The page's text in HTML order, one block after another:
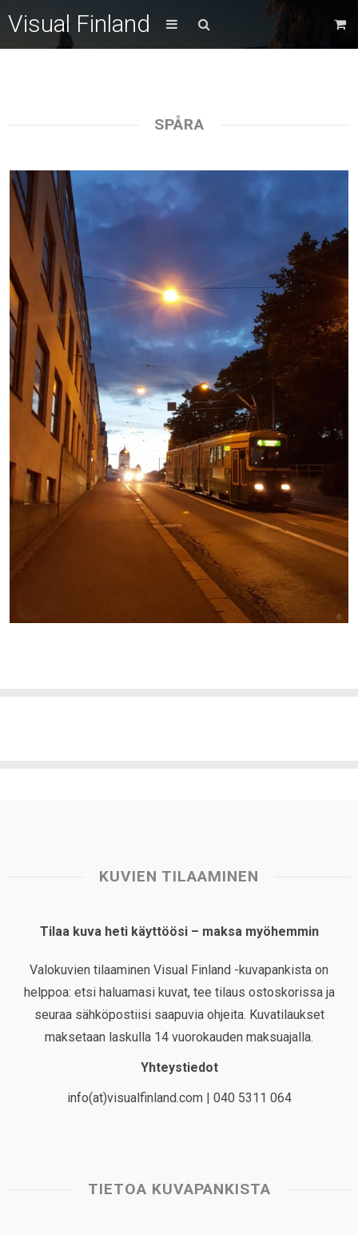
Visual Finland
SPÅRA
KUVIEN TILAAMINEN
Tilaa kuva heti käyttöösi – maksa myöhemmin
Valokuvien tilaaminen Visual Finland -kuvapankista on
helppoa: etsi haluamasi kuvat, tee tilaus ostoskorissa ja
seuraa sähköpostiisi saapuvia ohjeita. Kuvatilaukset
maksetaan laskulla 14 vuorokauden maksuajalla.
Yhteystiedot
info(at)visualfinland.com | 040 5311 064
TIETOA KUVAPANKISTA